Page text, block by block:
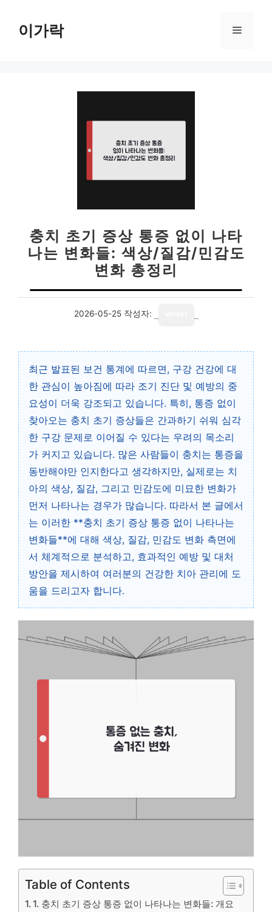
이가락 메
충치 초기 증상 통증 없이 나타
나는 변화들: 색상/질감/민감도
변화 총정리
2026-05-25 작성자:
최근 발표된 보건 통계에 따르면, 구강 건강에 대
한 관심이 높아짐에 따라 조기 진단 및 예방의 중
요성이 더욱 강조되고 있습니다. 특히, 통증 없이
찾아오는 충치 초기 증상들은 간과하기 쉬워 심각
한 구강 문제로 이어질 수 있다는 우려의 목소리
가 커지고 있습니다. 많은 사람들이 충치는 통증을
동반해야만 인지한다고 생각하지만, 실제로는 치
아의 색상, 질감, 그리고 민감도에 미묘한 변화가
먼저 나타나는 경우가 많습니다. 따라서 본 글에서
는 이러한 **충치 초기 증상 통증 없이 나타나는
변화들**에 대해 색상, 질감, 민감도 변화 측면에
서 체계적으로 분석하고, 효과적인 예방 및 대처
방안을 제시하여 여러분의 건강한 치아 관리에 도
움을 드리고자 합니다.
Table of Contents
1. 충치 초기 증상 통증 없이 나타나는 변화들: 개요